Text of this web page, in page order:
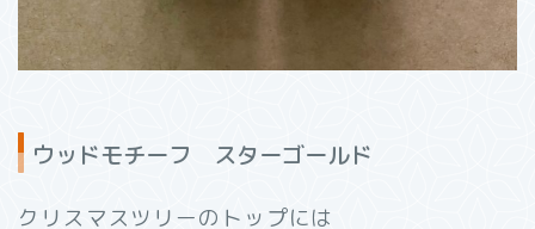
ウッドモチーフ スターゴールド
クリスマスツリーのトップには